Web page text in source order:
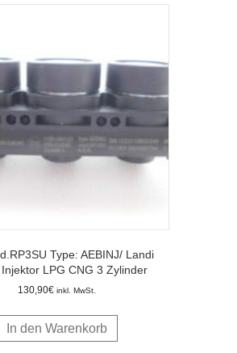
Type: AEBINJ/ Landi
LPG CNG 3 Zylinder
130,90€ inkl. MwSt.
In den Warenkorb